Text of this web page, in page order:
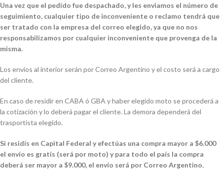
Una vez que el pedido fue despachado, y les enviamos el número de
seguimiento, cualquier tipo de inconveniente o reclamo tendrá que
ser tratado con la empresa del correo elegido, ya que no nos
responsabilizamos por cualquier inconveniente que provenga de la
misma.
Los envíos al interior serán por Correo Argentino y el costo será a cargo
del cliente.
En caso de residir en CABA ó GBA y haber elegido moto se procederá a
la cotización y lo deberá pagar el cliente. La demora dependerá del
trasportista elegido.
Si residís en Capital Federal y efectúas una compra mayor a $6.000
el envío es gratis (será por moto) y para todo el país la compra
deberá ser mayor a $9.000, el envío será por Correo Argentino.